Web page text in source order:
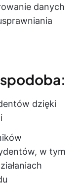
danych
dzięki
w tym